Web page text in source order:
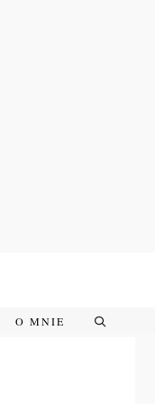
O MNIE